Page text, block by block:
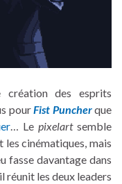
des esprits
pourFist Puncherque
… Le pixelartsemble
cinématiques, mais
fasse davantage dans
réunit les deux leaders